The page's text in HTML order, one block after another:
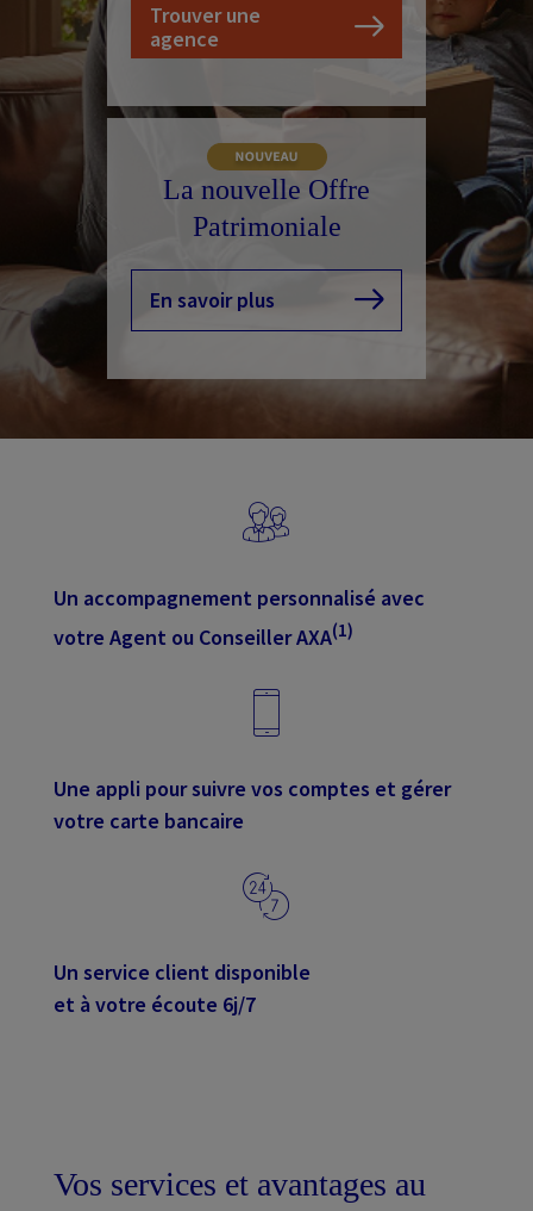
Trouver une
agence
La nouvelle Offre
Patrimoniale
En savoir plus
Un accompagnement personnalisé avec
votre Agent ou Conseiller AXA(1)
Une appli pour suivre vos comptes et gérer
votre carte bancaire
Un service client disponible
et à votre écoute 6j/7
Vos services et avantages au